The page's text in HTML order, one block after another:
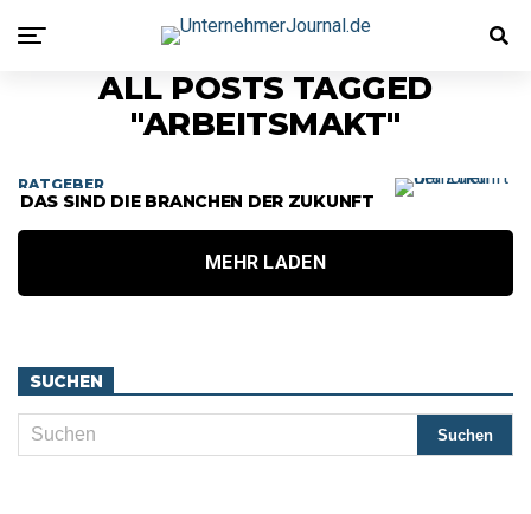
ALL POSTS TAGGED
"ARBEITSMAKT"
RATGEBER
DAS SIND DIE BRANCHEN DER ZUKUNFT
MEHR LADEN
SUCHEN